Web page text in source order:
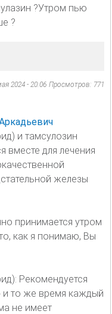
?Утром пью
?
2024 - 20:06 Просмотров: 771
и тамсулозин
вместе для лечения
железы
принимается утром
как я понимаю, Вы
Рекомендуется
и то же время каждый
не имеет